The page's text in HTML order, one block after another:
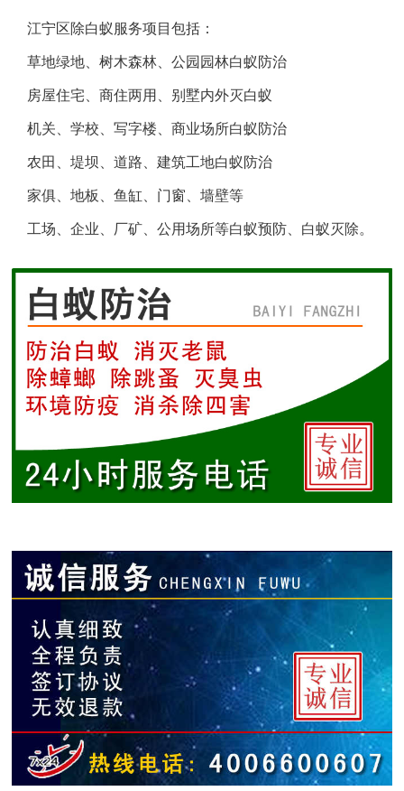
丹阳白蚁防治
扬中白蚁防治
句容白蚁防治
响水白蚁防治
滨海白蚁防治
阜宁白蚁防治
射阳白蚁防治
建湖白蚁防治
东台白蚁防治
涟水白蚁防治
金湖白蚁防治
杭州白蚁防治
建德白蚁防治
桐庐白蚁防治
淳安白蚁防治
宁波白蚁防治
江宁区除白蚁服务项目包括：
草地绿地、树木森林、公园园林白蚁防治
房屋住宅、商住两用、别墅内外灭白蚁
机关、学校、写字楼、商业场所白蚁防治
农田、堤坝、道路、建筑工地白蚁防治
家俱、地板、鱼缸、门窗、墙壁等
工场、企业、厂矿、公用场所等白蚁预防、白蚁灭除。